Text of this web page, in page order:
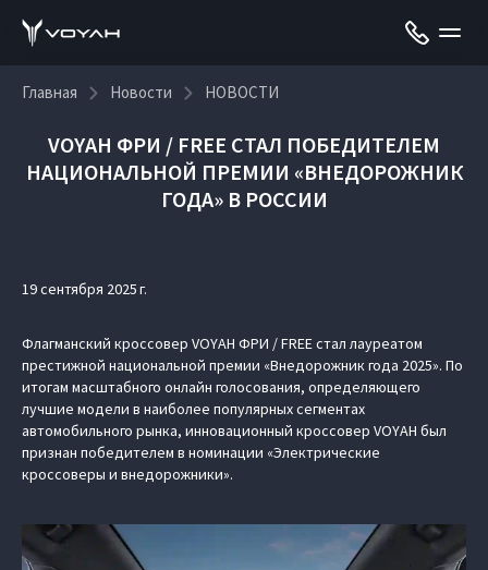
Главная Новости НОВОСТИ
VOYAH ФРИ / FREE СТАЛ ПОБЕДИТЕЛЕМ
НАЦИОНАЛЬНОЙ ПРЕМИИ «ВНЕДОРОЖНИК
ГОДА» В РОССИИ
19 сентября 2025 г.
Флагманский кроссовер VOYAH ФРИ / FREE стал лауреатом
престижной национальной премии «Внедорожник года 2025». По
итогам масштабного онлайн голосования, определяющего
лучшие модели в наиболее популярных сегментах
автомобильного рынка, инновационный кроссовер VOYAH был
признан победителем в номинации «Электрические
кроссоверы и внедорожники».